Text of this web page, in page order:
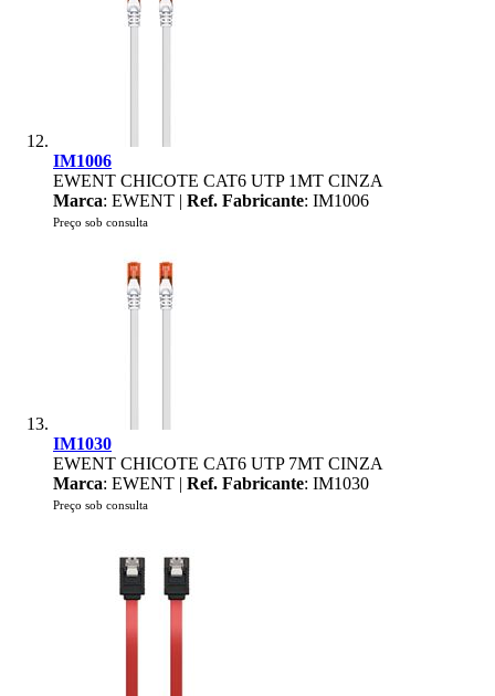
IM1006
EWENT CHICOTE CAT6 UTP 1MT CINZA
Marca: EWENT | Ref. Fabricante: IM1006
Preço sob consulta
IM1030
EWENT CHICOTE CAT6 UTP 7MT CINZA
Marca: EWENT | Ref. Fabricante: IM1030
Preço sob consulta